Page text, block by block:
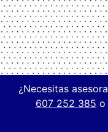
¿Necesitas
607 252 385 o